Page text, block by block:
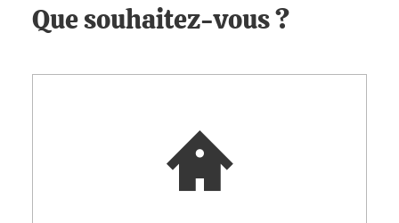
Vous êtes un centre CLES - Landing Page
Que souhaitez-vous ?